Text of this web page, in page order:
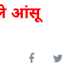
आंसू